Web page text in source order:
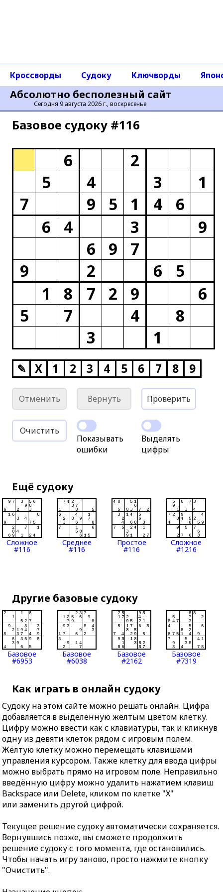
Абсолютно бесполезный сайт
Сегодня 9 августа 2026 г., воскресенье
Кроссворды Судоку Ключворды
Базовое cудоку #116
6
2
5
4 3
1
7
9 5 1 4
6
6
4 3
9
6
9
7
9
2 6
5
1
8 7 2 9
6
5
7 4
8
3
1
✎ X 1 2 3 4 5 6 7 8 9
Отменить Вернуть Проверить
Очистить
Показывать
ошибки
Выделять
цифры
Ещё судоку
Сложное
#116
Среднее
#116
Простое
#116
Сложное
#1216
Другие базовые судоку
Базовое
#6953
Базовое
#6038
Базовое
#2162
Базовое
#7319
Как играть в онлайн судоку
Судоку на этом сайте можно решать онлайн. Цифра
добавляется в выделенную жёлтым цветом клетку.
Цифру можно ввести как с клавиатуры, так и кликнув
одну из девяти клеток рядом с игровым полем.
Жёлтую клетку можно перемещать клавишами
управления курсором. Также клетку для ввода цифры
можно выбрать прямо на игровом поле. Неправильно
введённую цифру можно удалить нажатием клавиш
Backspace или Delete, кликом по клетке "X"
или заменить другой цифрой.
Текущее решение судоку автоматически сохраняется.
Вернувшись позже, вы сможете продолжить
решение судоку с того момента, где остановились.
Чтобы начать игру заново, просто нажмите кнопку
"Очистить".